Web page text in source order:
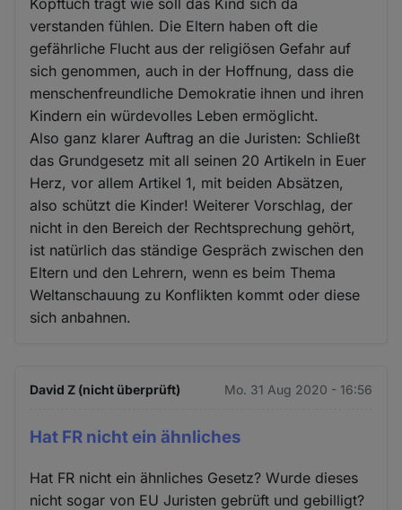
verstanden fühlen. Die Eltern haben oft die
gefährliche Flucht aus der religiösen Gefahr auf
sich genommen, auch in der Hoffnung, dass die
menschenfreundliche Demokratie ihnen und ihren
Kindern ein würdevolles Leben ermöglicht.
Also ganz klarer Auftrag an die Juristen: Schließt
das Grundgesetz mit all seinen 20 Artikeln in Euer
Herz, vor allem Artikel 1, mit beiden Absätzen,
also schützt die Kinder! Weiterer Vorschlag, der
nicht in den Bereich der Rechtsprechung gehört,
ist natürlich das ständige Gespräch zwischen den
Eltern und den Lehrern, wenn es beim Thema
Weltanschauung zu Konflikten kommt oder diese
sich anbahnen.
David Z (nicht überprüft) Mo. 31 Aug 2020 - 16:56
Hat FR nicht ein ähnliches
Hat FR nicht ein ähnliches Gesetz? Wurde dieses
nicht sogar von EU Juristen gebrüft und gebilligt?